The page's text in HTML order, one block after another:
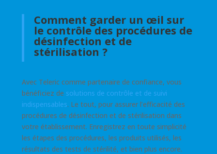
Comment garder un œil sur
le contrôle des procédures de
désinfection et de
stérilisation ?
Avec Teleric comme partenaire de confiance, vous
bénéficiez de solutions de contrôle et de suivi
indispensables. Le tout, pour assurer l’efficacité des
procédures de désinfection et de stérilisation dans
votre établissement. Enregistrez en toute simplicité
les étapes des procédures, les produits utilisés, les
résultats des tests de stérilité, et bien plus encore.